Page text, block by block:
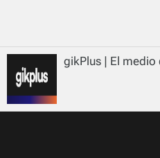
gikPlus | El